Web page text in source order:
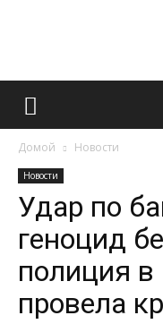
Домой Новости
Новости
Удар по
геноцид
полиция в
провела